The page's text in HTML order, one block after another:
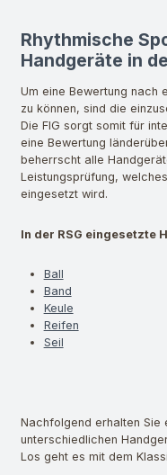
Rhythmische
Handgeräte in
Um eine Bewertung nach
zu können, sind die
Die FIG sorgt somit für
eine Bewertung
beherrscht alle
Leistungsprüfung,
eingesetzt wird.
In der RSG eingesetzte
Ball
Band
Keule
Reifen
Seil
Nachfolgend erhalten Sie
unterschiedlichen
Los geht es mit dem